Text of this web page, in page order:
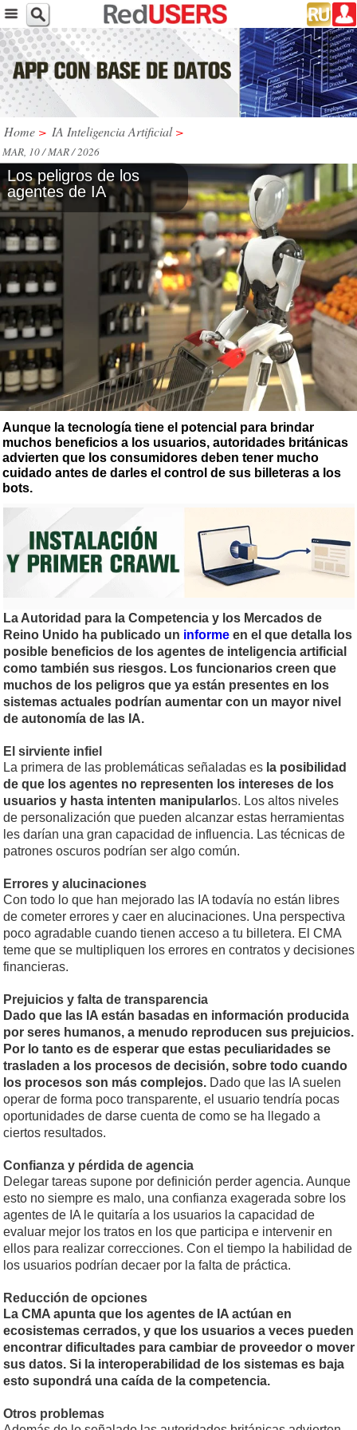
Home > IA Inteligencia Artificial >
MAR, 10 / MAR / 2026
Los peligros de los
agentes de IA
Aunque la tecnología tiene el potencial para brindar
muchos beneficios a los usuarios, autoridades británicas
advierten que los consumidores deben tener mucho
cuidado antes de darles el control de sus billeteras a los
bots.
La Autoridad para la Competencia y los Mercados de
Reino Unido ha publicado un informe en el que detalla los
posible beneficios de los agentes de inteligencia artificial
como también sus riesgos. Los funcionarios creen que
muchos de los peligros que ya están presentes en los
sistemas actuales podrían aumentar con un mayor nivel
de autonomía de las IA.
El sirviente infiel
La primera de las problemáticas señaladas es la posibilidad
de que los agentes no representen los intereses de los
usuarios y hasta intenten manipularlos. Los altos niveles
de personalización que pueden alcanzar estas herramientas
les darían una gran capacidad de influencia. Las técnicas de
patrones oscuros podrían ser algo común.
Errores y alucinaciones
Con todo lo que han mejorado las IA todavía no están libres
de cometer errores y caer en alucinaciones. Una perspectiva
poco agradable cuando tienen acceso a tu billetera. El CMA
teme que se multipliquen los errores en contratos y decisiones
financieras.
Prejuicios y falta de transparencia
Dado que las IA están basadas en información producida
por seres humanos, a menudo reproducen sus prejuicios.
Por lo tanto es de esperar que estas peculiaridades se
trasladen a los procesos de decisión, sobre todo cuando
los procesos son más complejos. Dado que las IA suelen
operar de forma poco transparente, el usuario tendría pocas
oportunidades de darse cuenta de como se ha llegado a
ciertos resultados.
Confianza y pérdida de agencia
Delegar tareas supone por definición perder agencia. Aunque
esto no siempre es malo, una confianza exagerada sobre los
agentes de IA le quitaría a los usuarios la capacidad de
evaluar mejor los tratos en los que participa e intervenir en
ellos para realizar correcciones. Con el tiempo la habilidad de
los usuarios podrían decaer por la falta de práctica.
Reducción de opciones
La CMA apunta que los agentes de IA actúan en
ecosistemas cerrados, y que los usuarios a veces pueden
encontrar dificultades para cambiar de proveedor o mover
sus datos. Si la interoperabilidad de los sistemas es baja
esto supondrá una caída de la competencia.
Otros problemas